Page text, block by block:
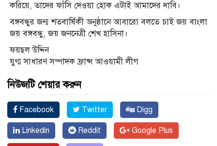
করিয়ে, তাদের ফাঁসি দেওয়া হোক এটাই আমাদের দাবি।
বঙ্গবন্ধুর জন্ম শতবার্ষিকী অনুষ্ঠানে আবারো বলতে চাই জয় বাংলা
জয় বঙ্গবন্ধু, জয় জননেত্রী শেখ হাসিনা।
ফয়ছল উদ্দিন
যুগ্ম সাধারণ সম্পাদক ফ্রান্স আওয়ামী লীগ
নিউজটি শেয়ার করুন
Facebook Twitter Digg
Linkedin Reddit Google Plus